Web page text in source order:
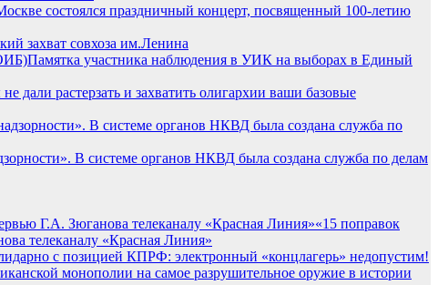
состоялся праздничный концерт, посвященный 100-летию
захват совхоза им.Ленина
Памятка участника наблюдения в УИК на выборах в Единый
дали растерзать и захватить олигархии ваши базовые
В системе органов НКВД была создана служба по делам
«15 поправок
телеканалу «Красная Линия»
с позицией КПРФ: электронный «концлагерь» недопустим!